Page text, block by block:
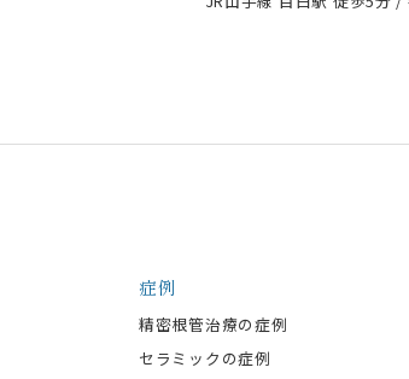
症例
精密根管治療の症例
セラミックの症例